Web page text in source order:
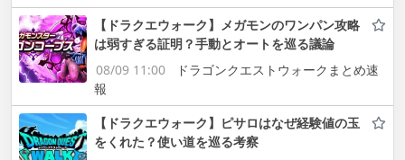
【ドラクエウォーク】メガモンのワンパン攻略
は弱すぎる証明？手動とオートを巡る議論
08/09 11:00
ドラゴンクエストウォークまとめ速
報
【ドラクエウォーク】ピサロはなぜ経験値の玉
をくれた？使い道を巡る考察